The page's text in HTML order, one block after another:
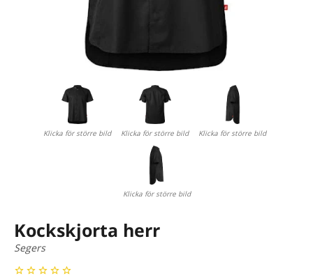
Klicka för större bild Klicka för större bild Klicka för större bild
Klicka för större bild
Kockskjorta herr
Segers